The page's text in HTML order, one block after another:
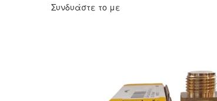
Συνδυάστε το με